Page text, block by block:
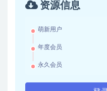
资源信息
萌新用户
年度会员
永久会员